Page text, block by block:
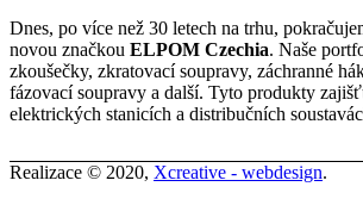
Dnes, po více než 30 letech na trhu,
novou značkou ELPOM Czechia. Naše
zkoušečky, zkratovací soupravy, záchranné
fázovací soupravy a další. Tyto produkty
elektrických stanicích a distribučních
Realizace © 2020, Xcreative - webdesign.